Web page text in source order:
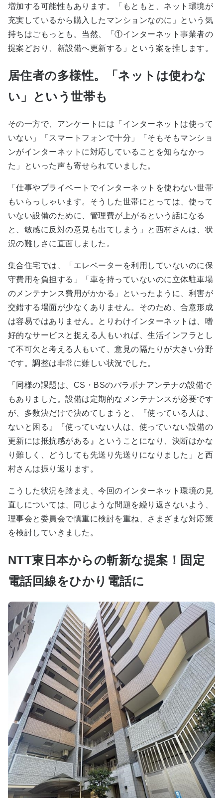
増加する可能性もあります 。「もともと、ネット環境が
充実しているから購入したマンションなのに」という気
持ちはごもっとも。当然、
「①インターネット事業者の
提案どおり、新設備へ更新する」
という案を推します。
居住者の多様性。「ネットは使わな
い」という世帯も
その一方で、アンケートには「インターネットは使って
いない」「スマートフォンで十分」「そもそもマンショ
ンがインターネットに対応していることを知らなかっ
た」といった声も寄せられていました。
「仕事やプライベートでインターネットを使わない世帯
もいらっしゃいます。そうした世帯にとっては、使って
いない設備のために、管理費が上がるという話になる
と、敏感に反対の意見も出てしまう
」
と西村さんは、状
況の難しさに直面しました。
集合住宅では、「エレベーターを利用していないのに保
守費用を負担する」「車を持っていないのに立体駐車場
のメンテナンス費用がかかる」といったように、利害が
交錯する場面が少なくありません。そのため、合意形成
は容易ではありません。とりわけインターネットは、嗜
好的なサービスと捉える人もいれば、生活インフラとし
て不可欠と考える人もいて、意見の隔たりが大きい分野
です。調整は非常に難しい状況でした。
「同様の課題は、 CS・BSのパラボナアンテナの設備で
もありました。設備は定期的なメンテナンスが必要です
が、多数決だけで決めてしまうと、『使っている人は、
ないと困る』『使っていない人は、使っていない設備の
更新には抵抗感がある』ということになり、決断はかな
り難しく、どうしても先送り先送りになりました 」と西
村さんは振り返ります。
こうした状況を踏まえ、今回のインターネット環境の見
直しについては、同じような問題を繰り返さないよう、
理事会と委員会で慎重に検討を重ね、さまざまな対応策
を検討していきました。
NTT東日本からの斬新な提案！固定
電話回線をひかり電話に